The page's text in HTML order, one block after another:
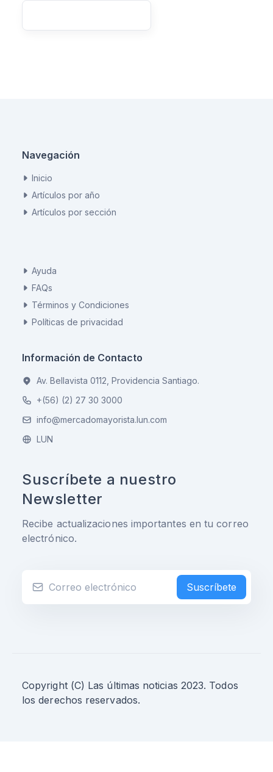
Navegación
Inicio
Artículos por año
Artículos por sección
Ayuda
FAQs
Términos y Condiciones
Políticas de privacidad
Información de Contacto
Av. Bellavista 0112, Providencia Santiago.
+(56) (2) 27 30 3000
info@mercadomayorista.lun.com
LUN
Suscríbete a nuestro
Newsletter
Recibe actualizaciones importantes en tu correo
electrónico.
Suscríbete
Copyright (C) Las últimas noticias 2023. Todos
los derechos reservados.